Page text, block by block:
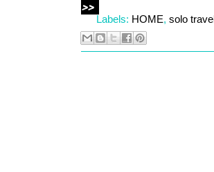
>>
Labels: HOME, solo travel